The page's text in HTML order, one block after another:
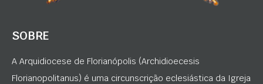
SOBRE
A Arquidiocese de Florianópolis (Archidioecesis
Florianopolitanus) é uma circunscrição eclesiástica da Igreja